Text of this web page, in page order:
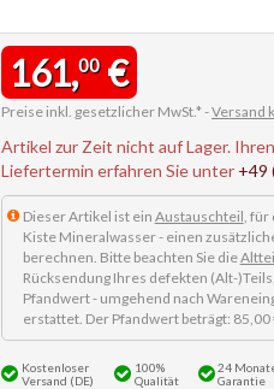
161,00€
Preise inkl. gesetzlicher MwSt.* -Versand
Artikel zur Zeit nicht auf Lager.
Liefertermin erfahren Sie unter +49
Dieser Artikel ist ein Austauschteil, für
Kiste Mineralwasser - einen
berechnen. Bitte beachten Sie die
Rücksendung Ihres defekten (Alt-
Pfandwert - umgehend nach
erstattet. Der Pfandwert beträgt: 85,00
Kostenloser
Versand (DE)
100%
Qualität
24
Garantie